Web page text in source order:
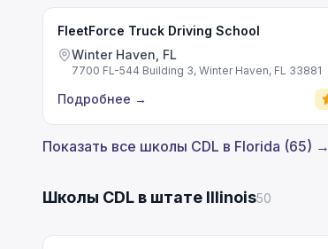
FleetForce Truck Driving School
Winter Haven, FL
7700 FL-544 Building 3, Winter Haven, FL 33881
Подробнее →
Показать все школы CDL в Florida (65) →
Школы CDL в штате Illinois50